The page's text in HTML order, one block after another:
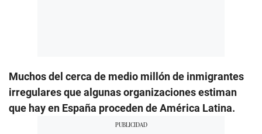
Muchos del cerca de medio millón de inmigrantes
irregulares que algunas organizaciones estiman
que hay en España proceden de América Latina.